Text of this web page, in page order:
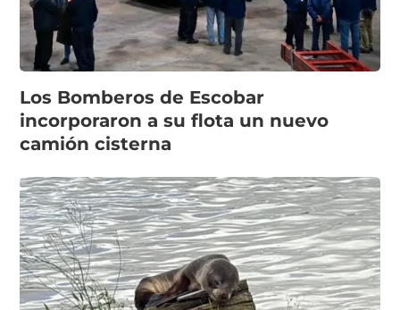
Los Bomberos de Escobar
incorporaron a su flota un nuevo
camión cisterna